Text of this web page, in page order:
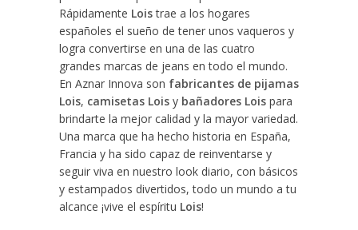
Rápidamente Loistrae a los hogares
españoles el sueño de tener unos vaqueros y
logra convertirse en una de las cuatro
grandes marcas de jeans en todo el mundo.
En Aznar Innova son fabricantes de pijamas
Lois, camisetas Lois y bañadores Lois para
brindarte la mejor calidad y la mayor variedad.
Una marca que ha hecho historia en España,
Francia y ha sido capaz de reinventarse y
seguir viva en nuestro look diario, con básicos
y estampados divertidos, todo un mundo a tu
alcance ¡vive el espíritu Lois!